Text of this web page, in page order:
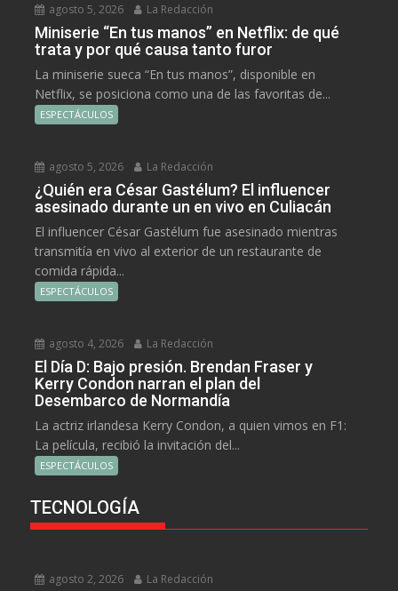
agosto 5, 2026 La Redacción
Miniserie “En tus manos” en Netflix: de qué
trata y por qué causa tanto furor
La miniserie sueca “En tus manos”, disponible en
Netflix, se posiciona como una de las favoritas de...
ESPECTÁCULOS
agosto 5, 2026 La Redacción
¿Quién era César Gastélum? El influencer
asesinado durante un en vivo en Culiacán
El influencer César Gastélum fue asesinado mientras
transmitía en vivo al exterior de un restaurante de
comida rápida...
ESPECTÁCULOS
agosto 4, 2026 La Redacción
El Día D: Bajo presión. Brendan Fraser y
Kerry Condon narran el plan del
Desembarco de Normandía
La actriz irlandesa Kerry Condon, a quien vimos en F1:
La película, recibió la invitación del...
ESPECTÁCULOS
TECNOLOGÍA
agosto 2, 2026 La Redacción